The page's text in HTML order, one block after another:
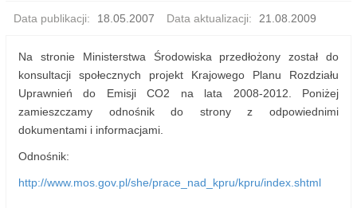
Data publikacji: 18.05.2007 Data aktualizacji: 21.08.2009
Na stronie Ministerstwa Środowiska przedłożony został do
konsultacji społecznych projekt Krajowego Planu Rozdziału
Uprawnień do Emisji CO2 na lata 2008-2012. Poniżej
zamieszczamy odnośnik do strony z odpowiednimi
dokumentami i informacjami.
Odnośnik:
http://www.mos.gov.pl/she/prace_nad_kpru/kpru/index.shtml